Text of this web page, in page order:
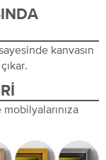
kanvasın